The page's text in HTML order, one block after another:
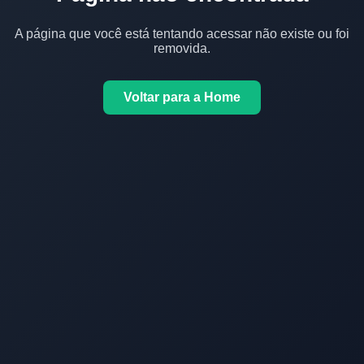
A página que você está tentando acessar não existe ou foi
removida.
Voltar para a Home